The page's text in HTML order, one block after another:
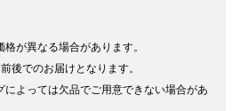
が異なる場合があります。
後でのお届けとなります。
によっては欠品でご用意できない場合があ